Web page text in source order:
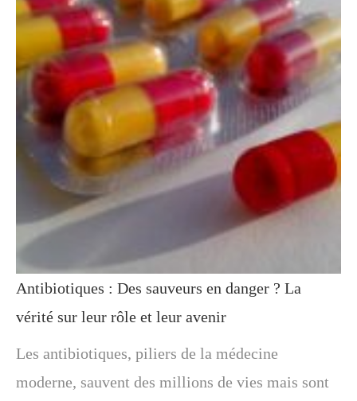
Antibiotiques : Des sauveurs en danger ? La
vérité sur leur rôle et leur avenir
Les antibiotiques, piliers de la médecine
moderne, sauvent des millions de vies mais sont